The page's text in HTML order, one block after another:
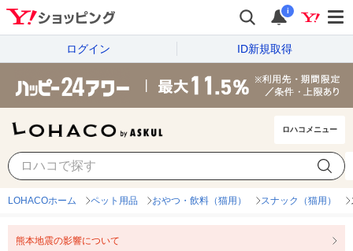
i
ログイン ID新規取得
ロハコメニュー
スナック（猫用） ペットの成長段階
LOHACOホーム ペット用品 おやつ・飲料（猫用） スナック（猫用）
熊本地震の影響について